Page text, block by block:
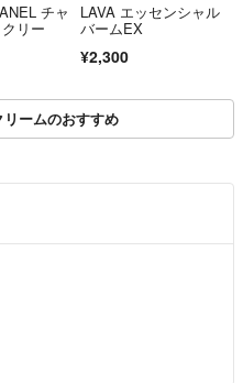
チャ
リー
LAVA エッセンシャル
バームEX
¥2,300
ームのおすすめ